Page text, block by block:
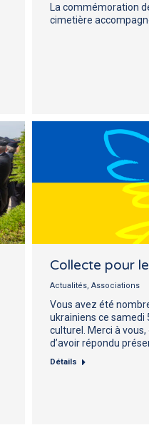
La commémoration
cimetière
Collecte pour
Actualités Associations
Vous avez été
ukrainiens ce samedi
culturel. Merci à
d’avoir répondu
Détails